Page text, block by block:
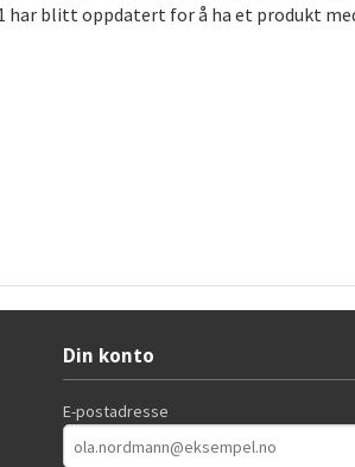
har blitt oppdatert for å ha et produkt
Din konto
E-postadresse